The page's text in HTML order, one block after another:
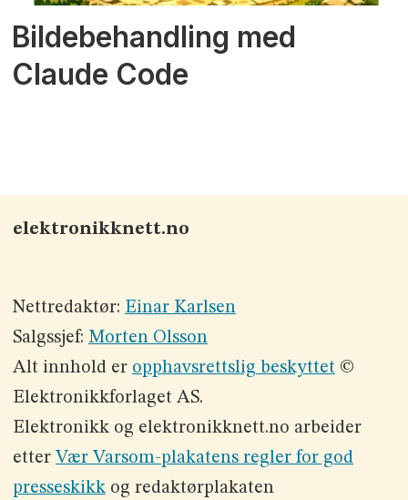
Bildebehandling med
Claude Code
elektronikknett.no
Nettredaktør: Einar Karlsen
Salgssjef: Morten Olsson
Alt innhold er opphavsrettslig beskyttet©
Elektronikkforlaget AS.
Elektronikk og elektronikknett.no arbeider
etter Vær Varsom-plakatens regler for god
presseskikkog redaktørplakaten